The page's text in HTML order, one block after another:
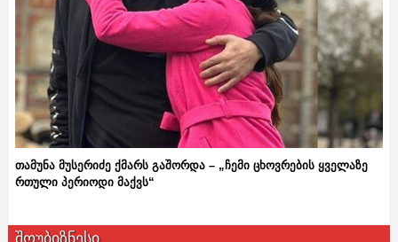
თამუნა მუსერიძე ქმარს გაშორდა – „ჩემი ცხოვრების ყველაზე
რთული პერიოდი მაქვს“